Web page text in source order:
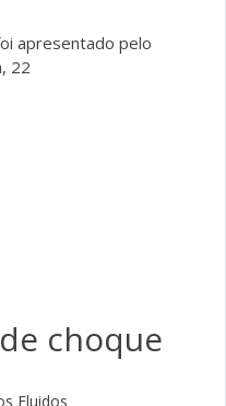
apresentado pelo
22
choque
Fluidos